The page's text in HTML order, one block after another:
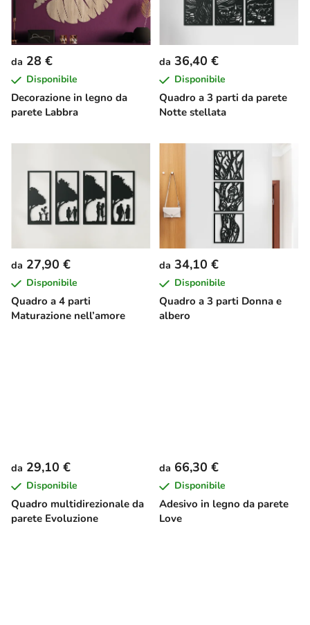
Decorazione in legno da
parete Labbra
da 28 €
Disponibile
Quadro a 3 parti da parete
Notte stellata
da 36,40 €
Disponibile
Quadro a 4 parti
Maturazione nell’amore
da 27,90 €
Disponibile
Quadro a 3 parti Donna e
albero
da 34,10 €
Disponibile
Quadro multidirezionale da
parete Evoluzione
da 29,10 €
Disponibile
Adesivo in legno da parete
Love
da 66,30 €
Disponibile